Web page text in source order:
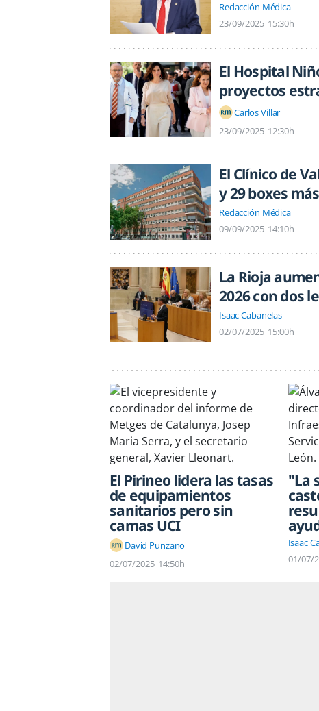
Redacción Médica
23/09/2025 15:30h
El Hospital
proyectos
Carlos Villar
23/09/2025 12:30h
El Clínico de
y 29 boxes más
Redacción Médica
09/09/2025 14:10h
La Rioja
2026 con dos
Isaac Cabanelas
02/07/2025 15:00h
El Pirineo lidera las tasas
de equipamientos
sanitarios pero sin
camas UCI
David Punzano
02/07/2025 14:50h
"La
Isaac
01/07/